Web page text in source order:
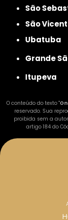
São
São
Ubatuba
Grande
Itupeva
O conteúdo do texto "
reservado. Sua
proibida sem a
artigo 184 do